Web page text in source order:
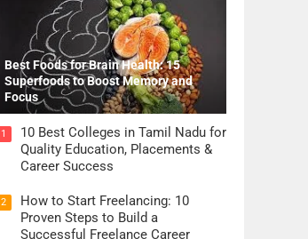
Best Foods for Brain Health: 15
Superfoods to Boost Memory and
Focus
1
10 Best Colleges in Tamil Nadu for
Quality Education, Placements &
Career Success
2
How to Start Freelancing: 10
Proven Steps to Build a
Successful Freelance Career